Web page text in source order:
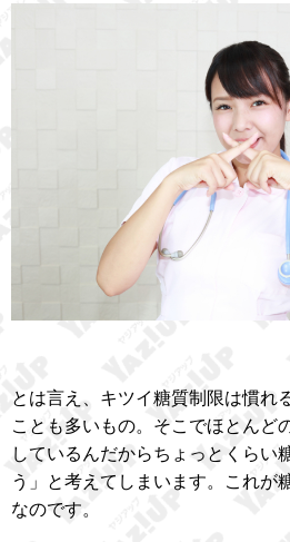
とは言え、キツイ糖質制限は慣れ
ことも多いもの。そこでほとんど
しているんだからちょっとくらい
う」と考えてしまいます。これが
なのです。